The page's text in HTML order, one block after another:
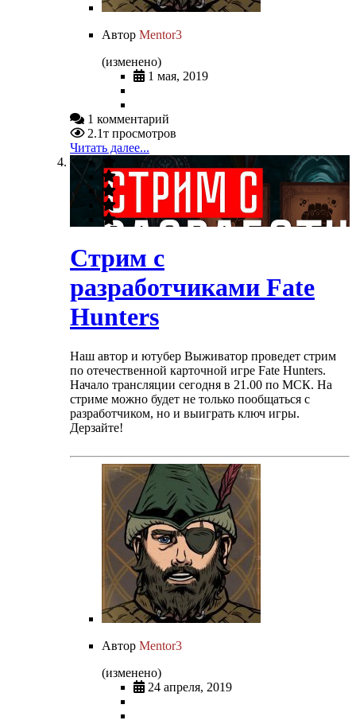
Автор Mentor3
(изменено)
1 мая, 2019
1 комментарий
2.1т просмотров
Читать далее...
Стрим с
разработчиками Fate
Hunters
Наш автор и ютубер Выживатор проведет стрим
по отечественной карточной игре Fate Hunters.
Начало трансляции сегодня в 21.00 по МСК. На
стриме можно будет не только пообщаться с
разработчиком, но и выиграть ключ игры.
Дерзайте!
Автор Mentor3
(изменено)
24 апреля, 2019